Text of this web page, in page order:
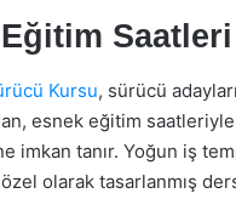
Saatleri
Kursu, sürücü
esnek eğitim
imkan tanır. Yoğun iş
olarak tasarlanmış